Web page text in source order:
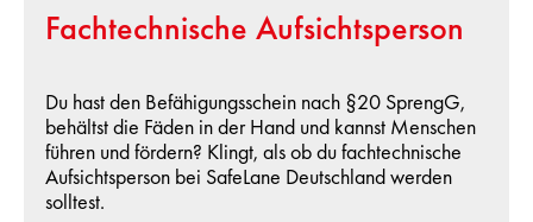
Fachtechnische Aufsichtsperson
Du hast den Befähigungsschein nach §20 SprengG,
behältst die Fäden in der Hand und kannst Menschen
führen und fördern? Klingt, als ob du fachtechnische
Aufsichtsperson bei SafeLane Deutschland werden
solltest.